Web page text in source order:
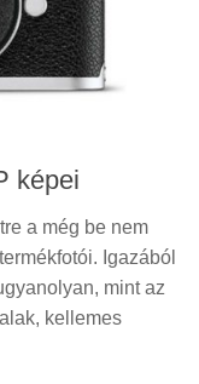
képei
a még be nem
Igazából
mint az
kellemes